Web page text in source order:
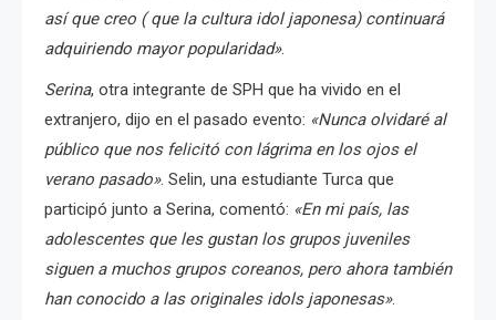
así que creo ( que la cultura idol japonesa) continuará
adquiriendo mayor popularidad».
Serina, otra integrante de SPH que ha vivido en el
extranjero, dijo en el pasado evento: «Nunca olvidaré al
público que nos felicitó con lágrima en los ojos el
verano pasado». Selin, una estudiante Turca que
participó junto a Serina, comentó: «En mi país, las
adolescentes que les gustan los grupos juveniles
siguen a muchos grupos coreanos, pero ahora también
han conocido a las originales idols japonesas».